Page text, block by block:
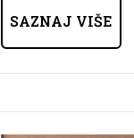
SAZNAJ VIŠE